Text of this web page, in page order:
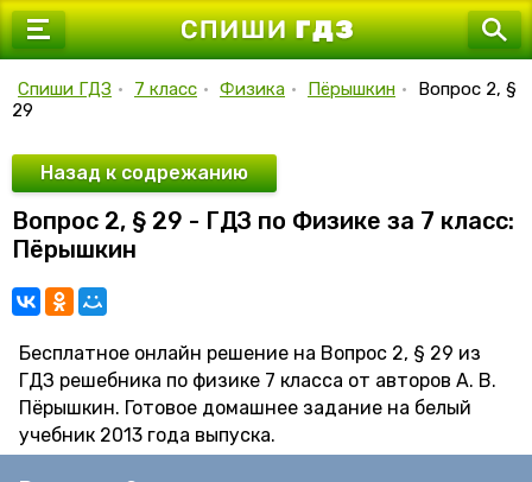
7 класс
9 класс
10 класс
11 класс
Спиши ГДЗ • 7 класс • Физика • Пёрышкин •
Вопрос 2, §
29
Назад к содрежанию
Вопрос 2, § 29 - ГДЗ по Физике за 7 класс:
Пёрышкин
Бесплатное онлайн решение на Вопрос 2, § 29 из
ГДЗ решебника по физике 7 класса от авторов А. В.
Пёрышкин. Готовое домашнее задание на белый
учебник 2013 года выпуска.